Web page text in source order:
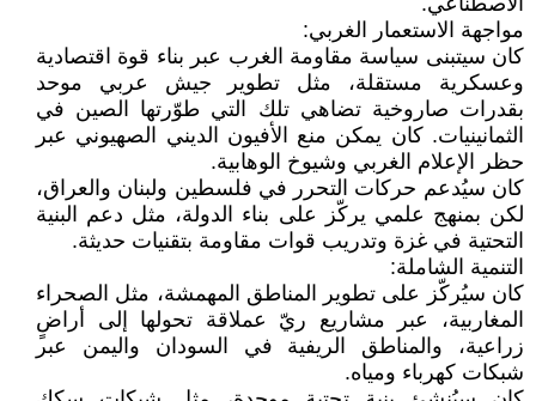
مواجهة الاستعمار الغربي:
كان سيتبنى سياسة مقاومة الغرب عبر بناء قوة اقتصادية
وعسكرية مستقلة، مثل تطوير جيش عربي موحد
بقدرات صاروخية تضاهي تلك التي طوّرتها الصين في
الثمانينيات. كان يمكن منع الأفيون الديني الصهيوني عبر
حظر الإعلام الغربي وشيوخ الوهابية.
كان سيُدعم حركات التحرر في فلسطين ولبنان والعراق،
لكن بمنهج علمي يركّز على بناء الدولة، مثل دعم البنية
التحتية في غزة وتدريب قوات مقاومة بتقنيات حديثة.
التنمية الشاملة:
كان سيُركّز على تطوير المناطق المهمشة، مثل الصحراء
المغاربية، عبر مشاريع ريّ عملاقة تحولها إلى أراضٍ
زراعية، والمناطق الريفية في السودان واليمن عبر
شبكات كهرباء ومياه.